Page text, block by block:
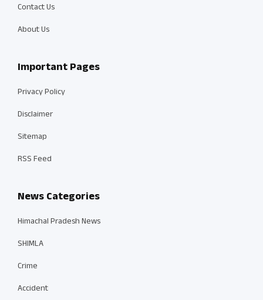
Contact Us
About Us
Important Pages
Privacy Policy
Disclaimer
Sitemap
RSS Feed
News Categories
Himachal Pradesh News
SHIMLA
Crime
Accident